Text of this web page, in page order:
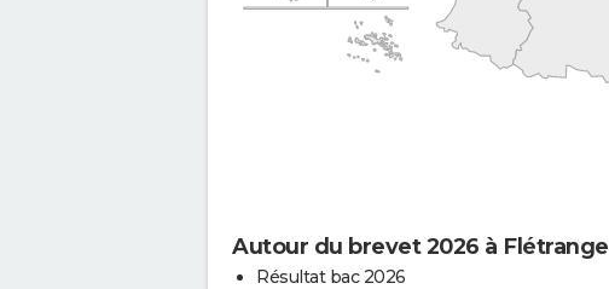
Autour du brevet 2026 à Flétrange
Résultat bac 2026